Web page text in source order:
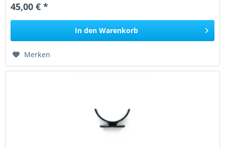
45,00 € *
In den Warenkorb
Merken